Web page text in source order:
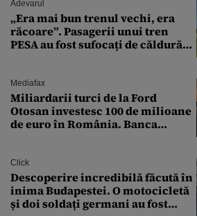
Adevarul
„Era mai bun trenul vechi, era
răcoare”. Pasagerii unui tren
PESA au fost sufocați de căldură
Mediafax
Miliardarii turci de la Ford
Otosan investesc 100 de milioane
de euro în România. Banca
Click
Descoperire incredibilă făcută în
inima Budapestei. O motocicletă
și doi soldați germani au fost